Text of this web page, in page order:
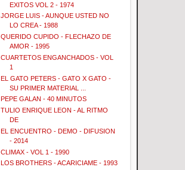
EXITOS VOL 2 - 1974
JORGE LUIS - AUNQUE USTED NO
LO CREA - 1988
QUERIDO CUPIDO - FLECHAZO DE
AMOR - 1995
CUARTETOS ENGANCHADOS - VOL
1
EL GATO PETERS - GATO X GATO -
SU PRIMER MATERIAL ...
PEPE GALAN - 40 MINUTOS
TULIO ENRIQUE LEON - AL RITMO
DE
EL ENCUENTRO - DEMO - DIFUSION
- 2014
CLIMAX - VOL 1 - 1990
LOS BROTHERS - ACARICIAME - 1993